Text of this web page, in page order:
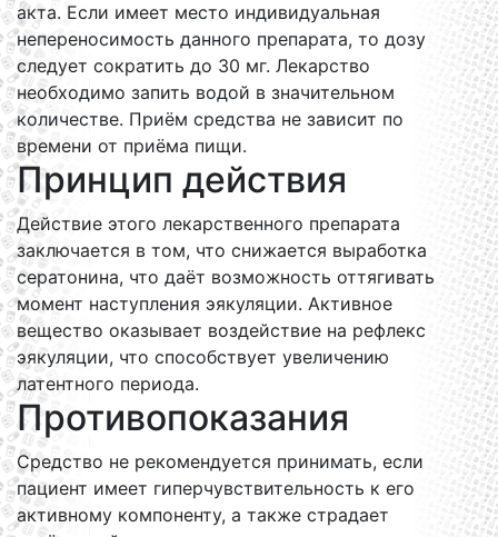
акта. Если имеет место индивидуальная
непереносимость данного препарата, то дозу
следует сократить до 30 мг. Лекарство
необходимо запить водой в значительном
количестве. Приём средства не зависит по
времени от приёма пищи.
Принцип действия
Действие этого лекарственного препарата
заключается в том, что снижается выработка
сератонина, что даёт возможность оттягивать
момент наступления эякуляции. Активное
вещество оказывает воздействие на рефлекс
эякуляции, что способствует увеличению
латентного периода.
Противопоказания
Средство не рекомендуется принимать, если
пациент имеет гиперчувствительность к его
активному компоненту, а также страдает